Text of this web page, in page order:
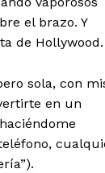
el brazo. Y
de Hollywood.
sola, con
en un